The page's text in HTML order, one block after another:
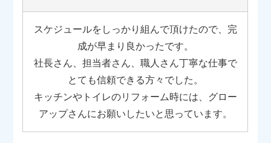
スケジュールをしっかり組んで頂けたので、完
成が早まり良かったです。
社長さん、担当者さん、職人さん丁寧な仕事で
とても信頼できる方々でした。
キッチンやトイレのリフォーム時には、グロー
アップさんにお願いしたいと思っています。